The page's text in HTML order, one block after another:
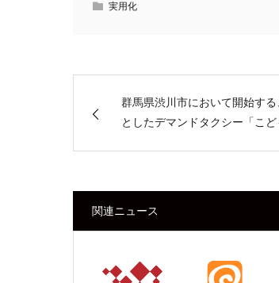
実用化
群馬県渋川市において開始す
としたデマンドタクシー「こ
関連ニュース